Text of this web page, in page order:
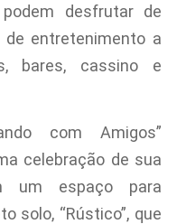
desfrutar de
entretenimento a
bares, cassino e
com Amigos”
celebração de sua
um espaço para
solo, “Rústico”, que